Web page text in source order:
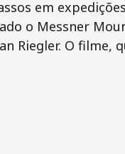
em
o Messner
Riegler. O filme,